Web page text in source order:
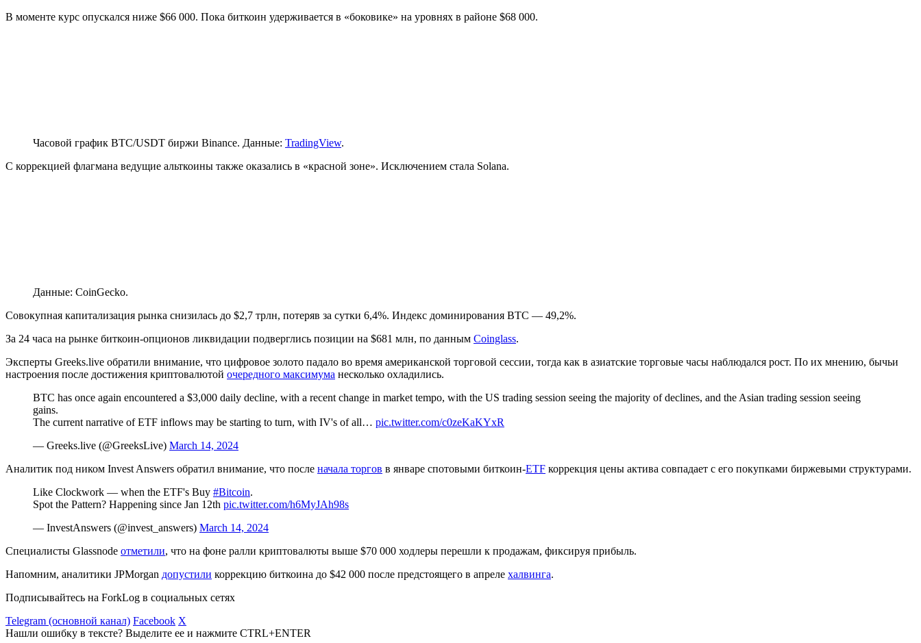
В моменте курс опускался ниже $66 000. Пока биткоин удерживается в «боковике» на уровнях в районе $68 000.
Часовой график BTC/USDT биржи Binance. Данные: TradingView.
С коррекцией флагмана ведущие альткоины также оказались в «красной зоне». Исключением стала Solana.
Данные: CoinGecko.
Совокупная капитализация рынка снизилась до $2,7 трлн, потеряв за сутки 6,4%. Индекс доминирования BTC — 49,2%.
За 24 часа на рынке биткоин-опционов ликвидации подверглись позиции на $681 млн, по данным Coinglass.
Эксперты Greeks.live обратили внимание, что цифровое золото падало во время американской торговой сессии, тогда как в азиатские торговые часы наблюдался рост. По их мнению, бычьи
настроения после достижения криптовалютой очередного максимума несколько охладились.
BTC has once again encountered a $3,000 daily decline, with a recent change in market tempo, with the US trading session seeing the majority of declines, and the Asian trading session seeing
gains.
The current narrative of ETF inflows may be starting to turn, with IV's of all… pic.twitter.com/c0zeKaKYxR
— Greeks.live (@GreeksLive) March 14, 2024
Аналитик под ником Invest Answers обратил внимание, что после начала торгов в январе спотовыми биткоин-ETF коррекция цены актива совпадает с его покупками биржевыми структурами.
Like Clockwork — when the ETF's Buy #Bitcoin.
Spot the Pattern? Happening since Jan 12th pic.twitter.com/h6MyJAh98s
— InvestAnswers (@invest_answers) March 14, 2024
Специалисты Glassnode отметили, что на фоне ралли криптовалюты выше $70 000 ходлеры перешли к продажам, фиксируя прибыль.
Напомним, аналитики JPMorgan допустили коррекцию биткоина до $42 000 после предстоящего в апреле халвинга.
Подписывайтесь на ForkLog в социальных сетях
Telegram (основной канал) Facebook X
Нашли ошибку в тексте? Выделите ее и нажмите CTRL+ENTER